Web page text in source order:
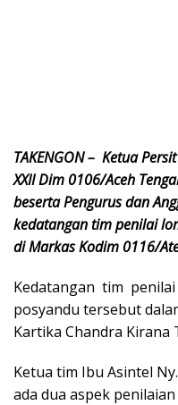
TAKENGON – Ketua
XXII Dim 0106/Aceh
beserta Pengurus dan
kedatangan tim penilai
di Markas Kodim 0116/
Kedatangan tim
posyandu tersebut
Kartika Chandra Kirana
Ketua tim Ibu Asintel
ada dua aspek